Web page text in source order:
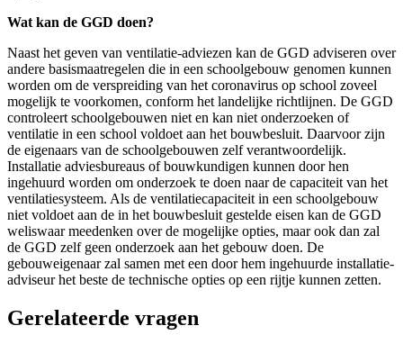
Wat kan de GGD doen?
Naast het geven van ventilatie-adviezen kan de GGD adviseren over
andere basismaatregelen die in een schoolgebouw genomen kunnen
worden om de verspreiding van het coronavirus op school zoveel
mogelijk te voorkomen, conform het landelijke richtlijnen. De GGD
controleert schoolgebouwen niet en kan niet onderzoeken of
ventilatie in een school voldoet aan het bouwbesluit. Daarvoor zijn
de eigenaars van de schoolgebouwen zelf verantwoordelijk.
Installatie adviesbureaus of bouwkundigen kunnen door hen
ingehuurd worden om onderzoek te doen naar de capaciteit van het
ventilatiesysteem. Als de ventilatiecapaciteit in een schoolgebouw
niet voldoet aan de in het bouwbesluit gestelde eisen kan de GGD
weliswaar meedenken over de mogelijke opties, maar ook dan zal
de GGD zelf geen onderzoek aan het gebouw doen. De
gebouweigenaar zal samen met een door hem ingehuurde installatie-
adviseur het beste de technische opties op een rijtje kunnen zetten.
Gerelateerde vragen